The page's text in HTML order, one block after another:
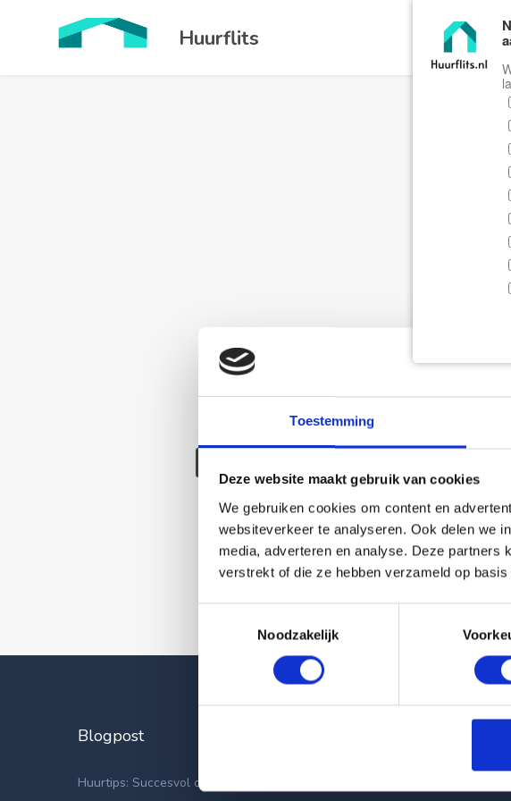
Toestemming
Deze website maakt gebruik van cookies
We gebruiken cookies om content en
websiteverkeer te analyseren. Ook delen we
media, adverteren en analyse. Deze partners
verstrekt of die ze hebben verzameld op
Noodzakelijk
Huurflits Home
Deze woning is
Blogpost
Huurtips: Succesvol op zoek naar een nieuwe